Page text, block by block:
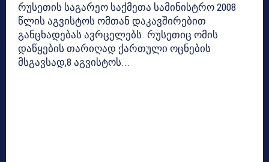
რუსეთის საგარეო საქმეთა სამინისტრო 2008
წლის აგვისტოს ომთან დაკავშირებით
განცხადებას ავრცელებს. რუსეთიც ომის
დაწყების თარიღად ქართული ოცნების
მსგავსად,8 აგვისტოს...